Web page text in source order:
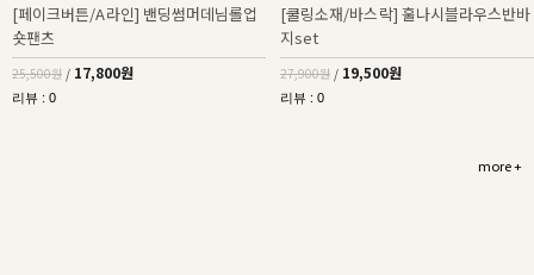
[페이크버튼/A라인] 밴딩썸머데님롤업
숏팬츠
25,500원 / 17,800원
리뷰 : 0
[쿨링소재/바스락] 훌나시블라우스반바
지set
27,900원 / 19,500원
리뷰 : 0
more +